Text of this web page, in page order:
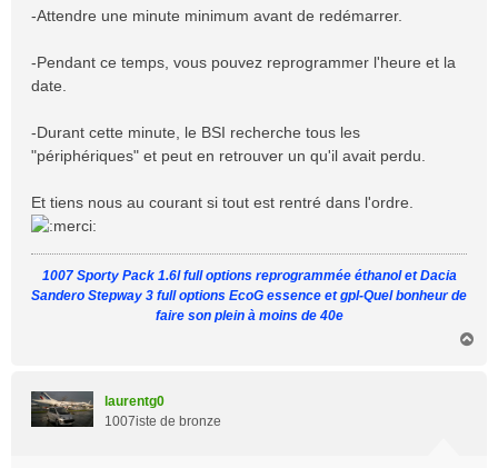
-Attendre une minute minimum avant de redémarrer.
-Pendant ce temps, vous pouvez reprogrammer l'heure et la
date.
-Durant cette minute, le BSI recherche tous les
"périphériques" et peut en retrouver un qu'il avait perdu.
Et tiens nous au courant si tout est rentré dans l'ordre.
1007 Sporty Pack 1.6l full options reprogrammée éthanol et Dacia
Sandero Stepway 3 full options EcoG essence et gpl-Quel bonheur de
faire son plein à moins de 40e
laurentg0
1007iste de bronze